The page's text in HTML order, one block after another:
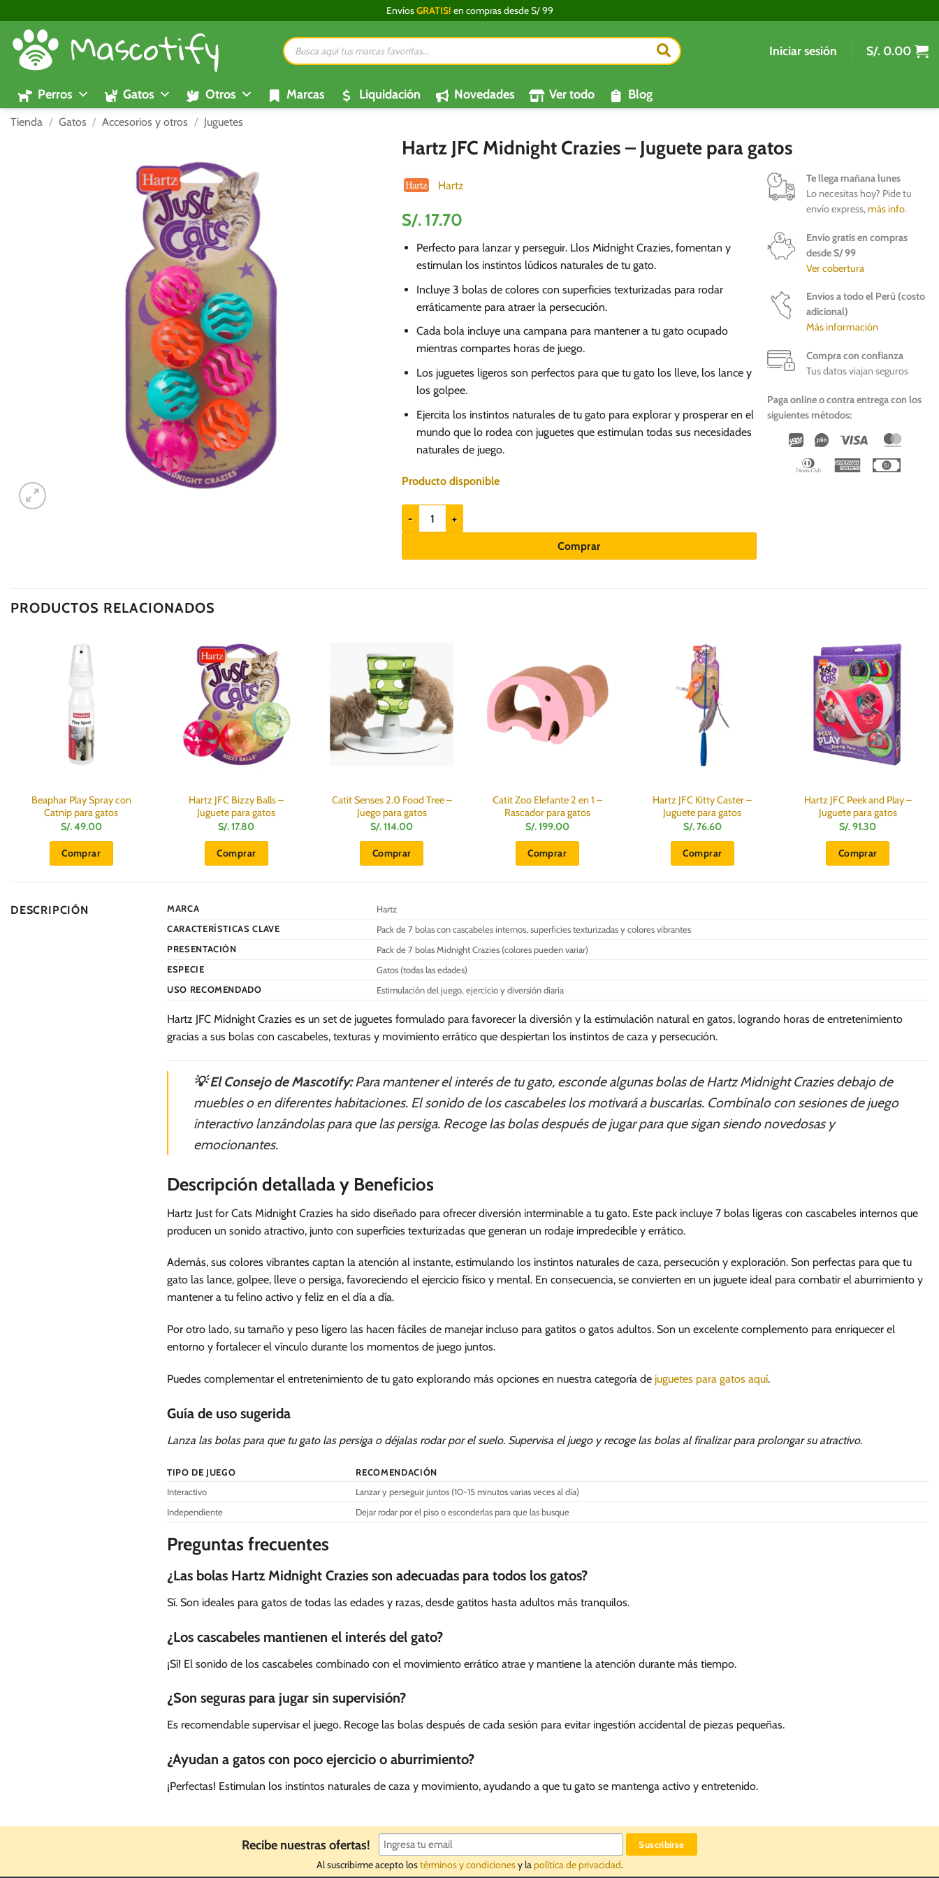
al
contenido
EnvíosGRATIS! en compras desde S/ 99
Búsqueda
de
productos
Iniciar sesión S/. 0.00
Perros Gatos Otros Marcas Liquidación Novedades Ver todo Blog
Tienda / Gatos / Accesorios y otros / Juguetes
Hartz JFC Midnight Crazies – Juguete para gatos
Hartz
S/. 17.70
Perfecto para lanzar y perseguir. Llos Midnight Crazies, fomentan y
estimulan los instintos lúdicos naturales de tu gato.
Incluye 3 bolas de colores con superficies texturizadas para rodar
erráticamente para atraer la persecución.
Cada bola incluye una campana para mantener a tu gato ocupado
mientras compartes horas de juego.
Los juguetes ligeros son perfectos para que tu gato los lleve, los lance y
los golpee.
Ejercita los instintos naturales de tu gato para explorar y prosperar en el
mundo que lo rodea con juguetes que estimulan todas sus necesidades
naturales de juego.
Producto disponible
Hartz JFC Midnight Crazies - Juguete para gatos cantidad
Comprar
Te llega mañana lunes
Lo necesitas hoy? Pide tu
envío express,más info.
Envío gratis en compras
desde S/ 99
Ver cobertura
Envíos a todo el Perú (costo
adicional)
Más información
Compra con confianza
Tus datos viajan seguros
Paga online o contra entrega con los
siguientes métodos:
Wirecard
Vipps Visa
Dinners
American
PRODUCTOS RELACIONADOS
Beaphar Play Spray con
Catnip para gatos
S/.49.00
Comprar
Hartz JFC Bizzy Balls –
Juguete para gatos
S/.17.80
Comprar
Catit Senses 2.0 Food Tree –
Juego para gatos
S/.114.00
Comprar
Catit Zoo Elefante 2 en 1 –
Rascador para gatos
S/.199.00
Comprar
Hartz JFC Kitty Caster –
Juguete para gatos
S/.76.60
Comprar
Hartz JFC Peek and Play –
Juguete para gatos
S/.91.30
Comprar
DESCRIPCIÓN MARCA
Hartz
CARACTERÍSTICAS CLAVE
Pack de 7 bolas con cascabeles internos, superficies texturizadas y colores vibrantes
PRESENTACIÓN
Pack de 7 bolas Midnight Crazies (colores pueden variar)
ESPECIE
Gatos (todas las edades)
USO RECOMENDADO
Estimulación del juego, ejercicio y diversión diaria
Hartz JFC Midnight Crazies es un set de juguetes formulado para favorecer la diversión y la estimulación natural en gatos, logrando horas de entretenimiento
gracias a sus bolas con cascabeles, texturas y movimiento errático que despiertan los instintos de caza y persecución.
💡 El Consejo de Mascotify:Para mantener el interés de tu gato, esconde algunas bolas de Hartz Midnight Crazies debajo de
muebles o en diferentes habitaciones. El sonido de los cascabeles los motivará a buscarlas. Combínalo con sesiones de juego
interactivo lanzándolas para que las persiga. Recoge las bolas después de jugar para que sigan siendo novedosas y
emocionantes.
Descripción detallada y Beneficios
Hartz Just for Cats Midnight Crazies ha sido diseñado para ofrecer diversión interminable a tu gato. Este pack incluye 7 bolas ligeras con cascabeles internos que
producen un sonido atractivo, junto con superficies texturizadas que generan un rodaje impredecible y errático.
Además, sus colores vibrantes captan la atención al instante, estimulando los instintos naturales de caza, persecución y exploración. Son perfectas para que tu
gato las lance, golpee, lleve o persiga, favoreciendo el ejercicio físico y mental. En consecuencia, se convierten en un juguete ideal para combatir el aburrimiento y
mantener a tu felino activo y feliz en el día a día.
Por otro lado, su tamaño y peso ligero las hacen fáciles de manejar incluso para gatitos o gatos adultos. Son un excelente complemento para enriquecer el
entorno y fortalecer el vínculo durante los momentos de juego juntos.
Puedes complementar el entretenimiento de tu gato explorando más opciones en nuestra categoría de juguetes para gatos aquí.
Guía de uso sugerida
Lanza las bolas para que tu gato las persiga o déjalas rodar por el suelo. Supervisa el juego y recoge las bolas al finalizar para prolongar su atractivo.
TIPO DE JUEGO
RECOMENDACIÓN
Interactivo
Lanzar y perseguir juntos (10-15 minutos varias veces al día)
Independiente
Dejar rodar por el piso o esconderlas para que las busque
Preguntas frecuentes
¿Las bolas Hartz Midnight Crazies son adecuadas para todos los gatos?
Sí. Son ideales para gatos de todas las edades y razas, desde gatitos hasta adultos más tranquilos.
¿Los cascabeles mantienen el interés del gato?
¡Sí! El sonido de los cascabeles combinado con el movimiento errático atrae y mantiene la atención durante más tiempo.
¿Son seguras para jugar sin supervisión?
Es recomendable supervisar el juego. Recoge las bolas después de cada sesión para evitar ingestión accidental de piezas pequeñas.
¿Ayudan a gatos con poco ejercicio o aburrimiento?
¡Perfectas! Estimulan los instintos naturales de caza y movimiento, ayudando a que tu gato se mantenga activo y entretenido.
Recibe nuestras ofertas!
Al suscribirme acepto lostérminos y condicionesy lapolítica de privacidad.